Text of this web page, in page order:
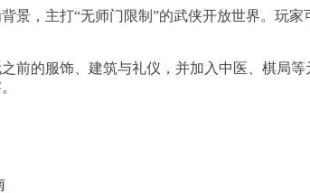
景，主打“无师门限制”的武侠开放世界。玩家
前的服饰、建筑与礼仪，并加入中医、棋局